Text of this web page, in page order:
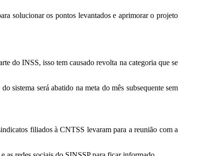
solucionar os pontos levantados e aprimorar o projeto
do INSS, isso tem causado revolta na categoria que se
sistema será abatido na meta do mês subsequente sem
filiados à CNTSS levaram para a reunião com a